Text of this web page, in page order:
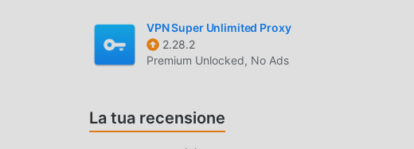
VPN Super Unlimited Proxy
2.28.2
Premium Unlocked, No Ads
La tua recensione